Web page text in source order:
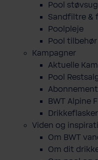
Pool
Sandfiltre &
Poolpleje
Pool tilbehør
Kampagner
Aktuelle
Pool
BWT Alpine
Drikkeflasker
Viden og
Om BWT
Om dit